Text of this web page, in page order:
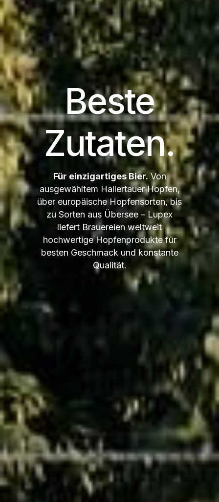
Beste
Zutaten.
Für einzigartiges Bier.Von
ausgewähltem Hallertauer Hopfen,
über europäische Hopfensorten, bis
zu Sorten aus Übersee – Lupex
liefert Brauereien weltweit
hochwertige Hopfenprodukte für
besten Geschmack und konstante
Qualität.